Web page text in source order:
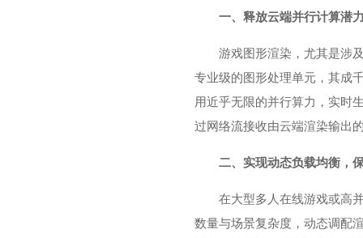
一、释放云端并行计算潜
游戏图形渲染，尤其是涉
专业级的图形处理单元，其成
用近乎无限的并行算力，实时
过网络流接收由云端渲染输出
二、实现动态负载均衡，
在大型多人在线游戏或高
数量与场景复杂度，动态调配